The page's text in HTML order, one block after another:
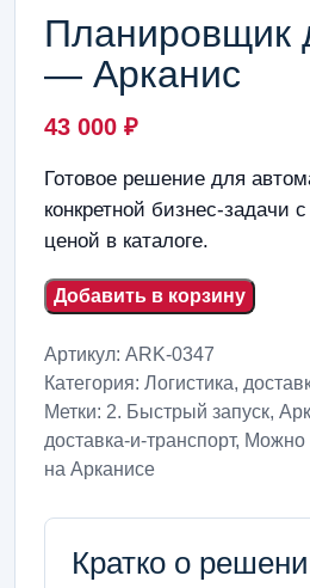
Планировщик
— Арканис
43 000 ₽
Готовое решение для
конкретной бизнес-задачи
ценой в каталоге.
Добавить в корзину
Артикул: ARK-0347
Категория: Логистика,
Метки: 2. Быстрый запуск,
доставка-и-транспорт, Можно
на Арканисе
Кратко о